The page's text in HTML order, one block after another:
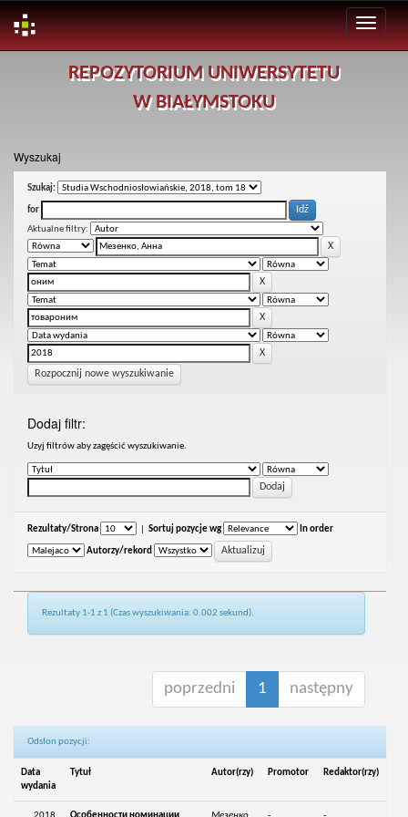
REPOZYTORIUM UNIWERSYTETU
W BIAŁYMSTOKU
Wyszukaj
Szukaj:
for
Aktualne filtry:
Rozpocznij nowe wyszukiwanie
Dodaj filtr:
Uzyj filtrów aby zagęścić wyszukiwanie.
Rezultaty/Strona Sortuj pozycje wg In order
Autorzy/rekord
Rezultaty 1-1 z 1 (Czas wyszukiwania: 0.002 sekund).
poprzedni 1 następny
Odsłon pozycji:
Data
wydania
Tytuł Autor(rzy) Promotor Redaktor(rzy)